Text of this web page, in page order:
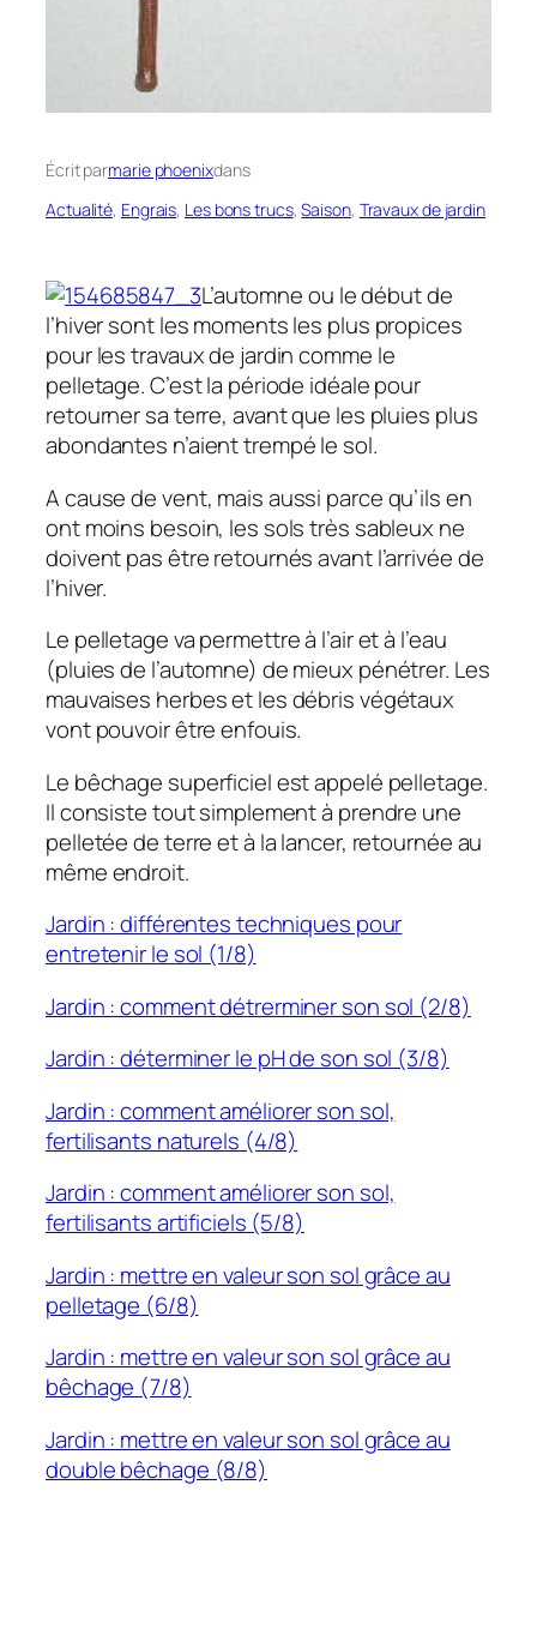
Écrit parmarie phoenixdans
Actualité, Engrais, Les bons trucs, Saison, Travaux de jardin
L’automne ou le début de
l’hiver sont les moments les plus propices
pour les travaux de jardin comme le
pelletage. C’est la période idéale pour
retourner sa terre, avant que les pluies plus
abondantes n’aient trempé le sol.
A cause de vent, mais aussi parce qu’ils en
ont moins besoin, les sols très sableux ne
doivent pas être retournés avant l’arrivée de
l’hiver.
Le pelletage va permettre à l’air et à l’eau
(pluies de l’automne) de mieux pénétrer. Les
mauvaises herbes et les débris végétaux
vont pouvoir être enfouis.
Le bêchage superficiel est appelé pelletage.
Il consiste tout simplement à prendre une
pelletée de terre et à la lancer, retournée au
même endroit.
Jardin : différentes techniques pour
entretenir le sol (1/8)
Jardin : comment détrerminer son sol (2/8)
Jardin : déterminer le pH de son sol (3/8)
Jardin : comment améliorer son sol,
fertilisants naturels (4/8)
Jardin : comment améliorer son sol,
fertilisants artificiels (5/8)
Jardin : mettre en valeur son sol grâce au
pelletage (6/8)
Jardin : mettre en valeur son sol grâce au
bêchage (7/8)
Jardin : mettre en valeur son sol grâce au
double bêchage (8/8)